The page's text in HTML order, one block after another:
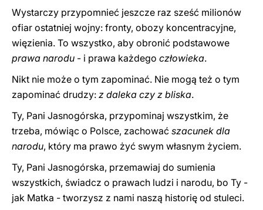
Wystarczy przypomnieć jeszcze raz sześć milionów
ofiar ostatniej wojny: fronty, obozy koncentracyjne,
więzienia. To wszystko, aby obronić podstawowe
prawa narodu - i prawa każdego człowieka.
Nikt nie może o tym zapominać. Nie mogą też o tym
zapominać drudzy: z daleka czy z bliska.
Ty, Pani Jasnogórska, przypominaj wszystkim, że
trzeba, mówiąc o Polsce, zachować szacunek dla
narodu, który ma prawo żyć swym własnym życiem.
Ty, Pani Jasnogórska, przemawiaj do sumienia
wszystkich, świadcz o prawach ludzi i narodu, bo Ty -
jak Matka - tworzysz z nami naszą historię od stuleci.